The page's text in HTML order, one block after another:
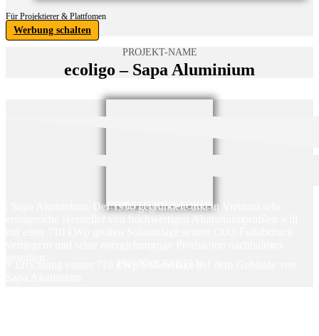
Für Projektierer & Plattfomen
Werbung schalten
PROJEKT-NAME
ecoligo – Sapa Aluminium
INVESTITIONS-FOKUS
: Sapa Aluminium. Der 1996 gegründete und in Vietnam sehr